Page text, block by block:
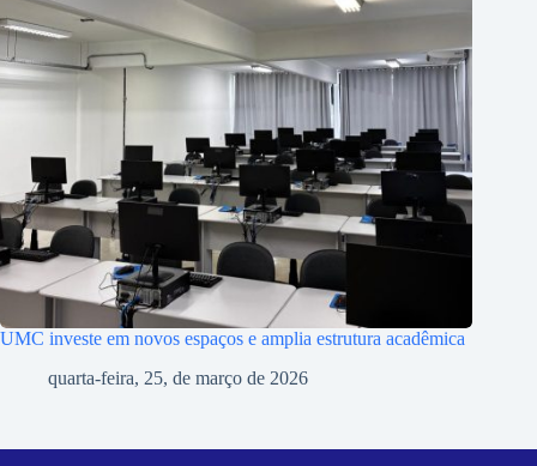
UMC investe em novos espaços e amplia estrutura acadêmica
quarta-feira, 25, de março de 2026